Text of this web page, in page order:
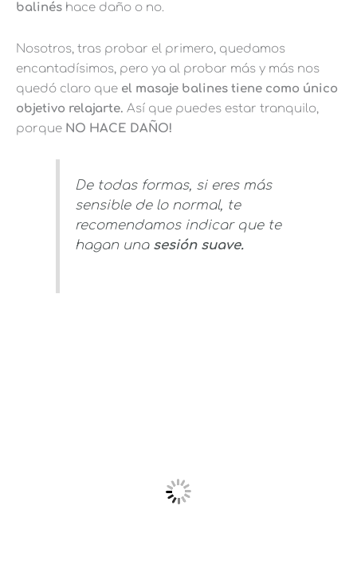
balinés hace daño o no.
Nosotros, tras probar el primero, quedamos
encantadísimos, pero ya al probar más y más nos
quedó claro que el masaje balines tiene como único
objetivo relajarte. Así que puedes estar tranquilo,
porque NO HACE DAÑO!
De todas formas, si eres más
sensible de lo normal, te
recomendamos indicar que te
hagan unasesión suave.